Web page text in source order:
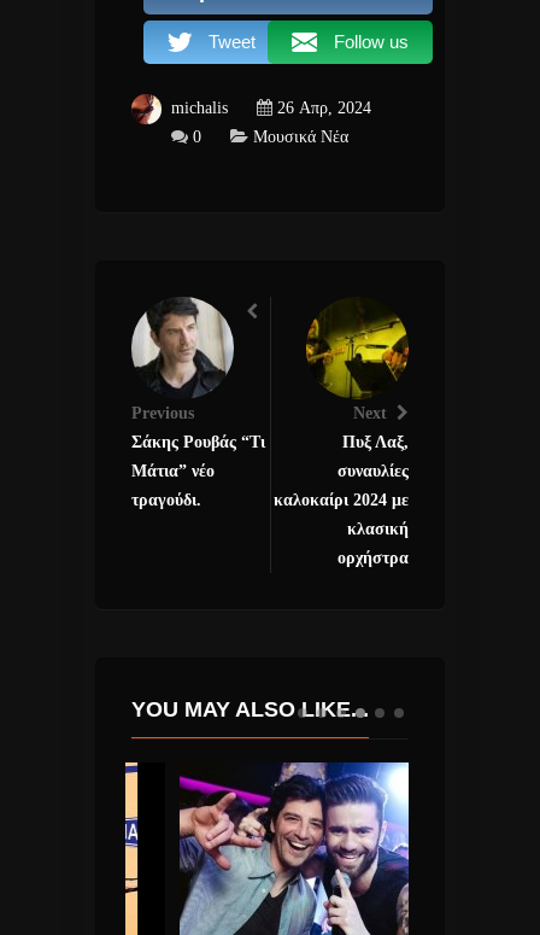
Tweet Follow us
michalis
26 Απρ, 2024
0
Μουσικά Νέα
Previous
Σάκης Ρουβάς “Τι
Μάτια” νέο
τραγούδι.
Next
Πυξ Λαξ,
συναυλίες
καλοκαίρι 2024 με
κλασική
ορχήστρα
YOU MAY ALSO LIKE...